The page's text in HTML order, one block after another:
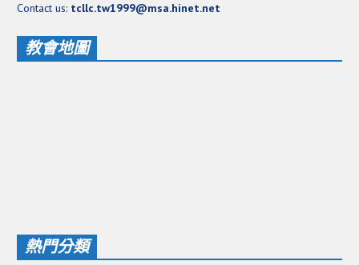
Contact us: tcllc.tw1999@msa.hinet.net
教會地圖
熱門分類